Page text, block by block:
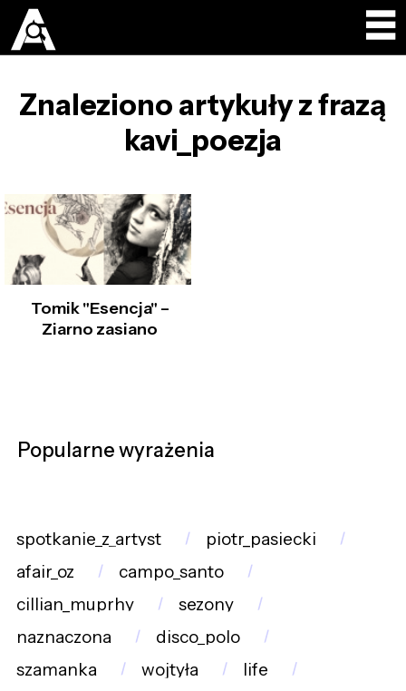
Znaleziono artykuły z frazą
kavi_poezja
Tomik "Esencja" –
Ziarno zasiano
Popularne wyrażenia
spotkanie_z_artyst
piotr_pasiecki
afair_oz
campo_santo
cillian_muprhy
sezony
naznaczona
disco_polo
szamanka
wojtyła
life